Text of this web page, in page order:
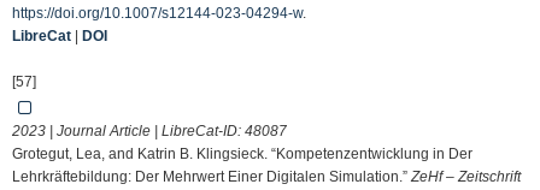
https://doi.org/10.1007/s12144-023-04294-w.
LibreCat
DOI
[57]
2023 | Journal Article | LibreCat-ID: 48087
Grotegut, Lea, and Katrin B. Klingsieck. “Kompetenzentwicklung in Der
Lehrkräftebildung: Der Mehrwert Einer Digitalen Simulation.”ZeHf – Zeitschrift